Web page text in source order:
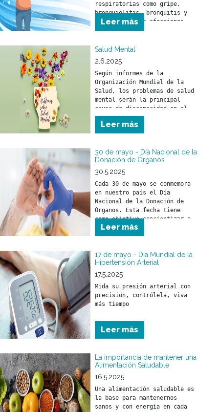
respiratorias como gripe,
bronquiolitis, bronquitis y
neumonía. Estas afecciones
pueden afectar a toda la
especialmente peligrosas para
niñas y niños menores de 5
años y para personas mayores
de 65 años.
Leer más
Salud Mental
2.6.2025
Según informes de la
Organización Mundial de la
Salud, los problemas de salud
mental serán la principal
causa de discapacidad en el
mundo en el año 2030.
Leer más
30 de mayo - Día Nacional de la
Donación de Órganos
30.5.2025
Cada 30 de mayo se conmemora
en nuestro país el Día
Nacional de la Donación de
Órganos. Esta fecha tiene
como objetivo concientizar a
la sociedad sobre la
importancia de donar órganos
fundamental para salvar vidas
y mejorar la calidad de vida
Leer más
17 de mayo - Día Mundial de la
Hipertensión Arterial
17.5.2025
Mida su presión arterial con
precisión, contrólela, viva
más tiempo
Leer más
La importancia de mantener una
Alimentación Saludable
16.5.2025
Una alimentación saludable es
la base para mantenernos
sanos y con energía en cada